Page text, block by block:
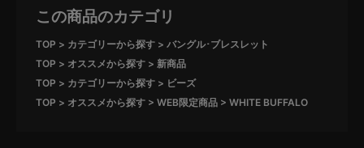
この商品のカテゴリ
TOP カテゴリーから探す
バングル･ブレスレット
TOP
オススメから探す
新商品
TOP
カテゴリーから探す
ビーズ
TOP
オススメから探す WEB限定商品 WHITE BUFFALO